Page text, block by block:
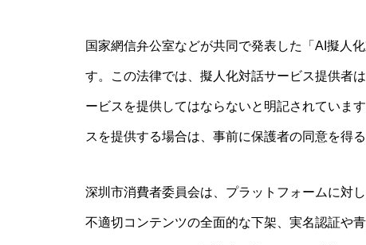
国家網信弁公室などが共同で発表した「AI擬人
す。この法律では、擬人化対話サービス提供者
ービスを提供してはならないと明記されていま
スを提供する場合は、事前に保護者の同意を得る
深圳市消費者委員会は、プラットフォームに対
不適切コンテンツの全面的な下架、実名認証や